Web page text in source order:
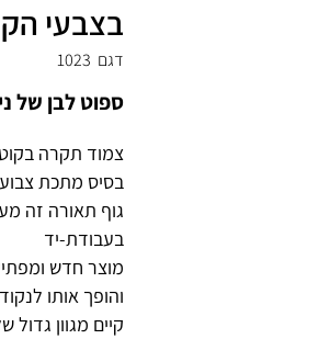
בצבעי
1023 דגם
ספוט לבן של
צמוד תקרה בקוטר 35 ס"מ ובמרכזו מנורה בקוטר
בסיס מתכת
גוף תאורה זה
בעבודת-יד
מוצר חדש
והופך אותו
קיים מגוון